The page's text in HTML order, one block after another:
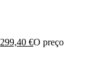
299,40 €O preço